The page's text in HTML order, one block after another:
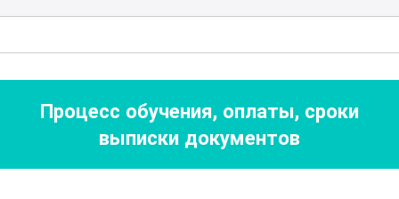
станет залогом их успешной карьеры в
данной профессии.
Курс рассчитан на 300 академических
часов, что позволяет максимально
Процесс обучения, оплаты, сроки
выписки документов